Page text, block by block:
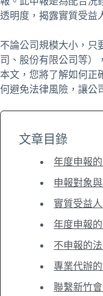
透明度，揭露實質受益
不論公司規模大小，只
司、股份有限公司等）
本文，您將了解如何正
何避免法律風險，讓公
文章目錄
年度申報
申報對象
實質受益
年度申報
不申報的
專業代辦
聯繫新竹